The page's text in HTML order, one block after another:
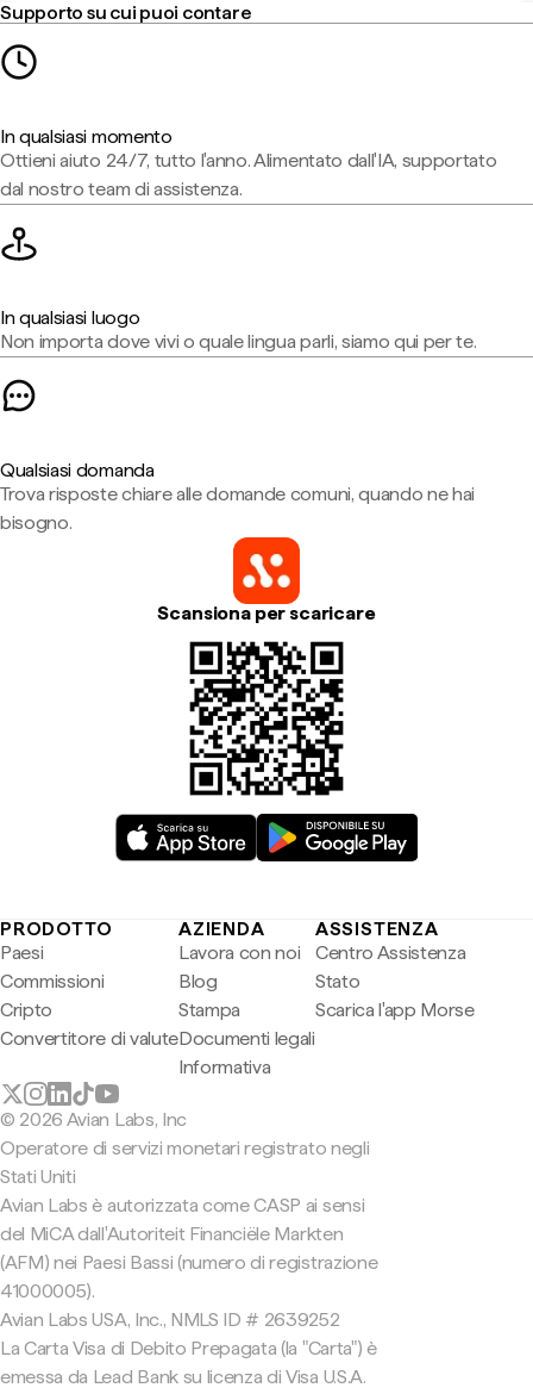
Supporto su cui puoi contare
In qualsiasi momento
Ottieni aiuto 24/7, tutto l'anno. Alimentato dall'IA, supportato
dal nostro team di assistenza.
In qualsiasi luogo
Non importa dove vivi o quale lingua parli, siamo qui per te.
Qualsiasi domanda
Trova risposte chiare alle domande comuni, quando ne hai
bisogno.
Scansiona per scaricare
PRODOTTO
Paesi
Commissioni
Cripto
Convertitore di valute
AZIENDA
Lavora con noi
Blog
Stampa
Documenti legali
Informativa
ASSISTENZA
Centro Assistenza
Stato
Scarica l'app Morse
© 2026 Avian Labs, Inc
Operatore di servizi monetari registrato negli
Stati Uniti
Avian Labs è autorizzata come CASP ai sensi
del MiCA dall'Autoriteit Financiële Markten
(AFM) nei Paesi Bassi (numero di registrazione
41000005).
Avian Labs USA, Inc., NMLS ID # 2639252
La Carta Visa di Debito Prepagata (la "Carta") è
emessa da Lead Bank su licenza di Visa U.S.A.